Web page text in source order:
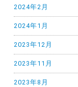
2024年2月
2024年1月
2023年12月
2023年11月
2023年8月